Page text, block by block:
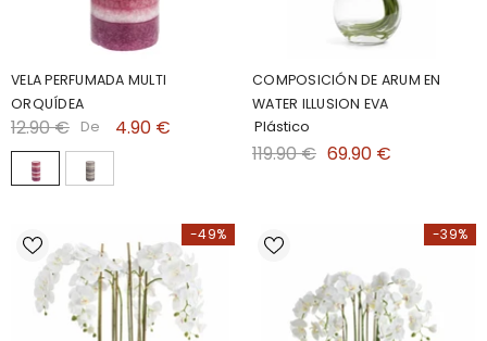
VELA PERFUMADA MULTI
ORQUÍDEA
12.90 € De 4.90 €
COMPOSICIÓN DE ARUM EN
WATER ILLUSION EVA
Plástico
119.90 € 69.90 €
-49% -39%